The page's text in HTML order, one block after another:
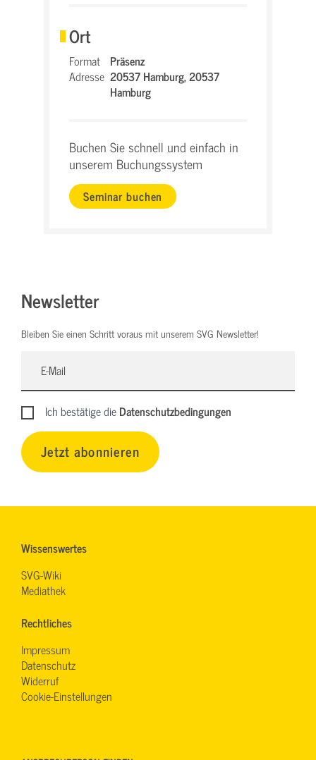
Ort
Format Präsenz
Adresse 20537 Hamburg,20537
Hamburg
Buchen Sie schnell und einfach in
unserem Buchungssystem
Seminar buchen
Newsletter
Bleiben Sie einen Schritt voraus mit unserem SVG Newsletter!
Ich bestätige dieDatenschutzbedingungen
Jetzt abonnieren
Wissenswertes
SVG-Wiki
Mediathek
Rechtliches
Impressum
Datenschutz
Widerruf
Cookie-Einstellungen